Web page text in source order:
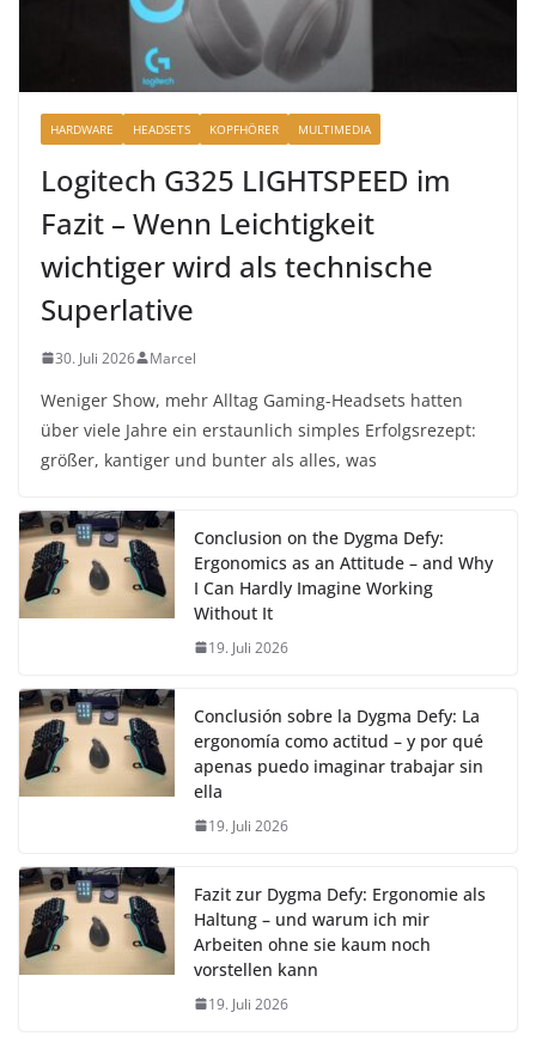
HARDWARE HEADSETS KOPFHÖRER MULTIMEDIA
Logitech G325 LIGHTSPEED im
Fazit – Wenn Leichtigkeit
wichtiger wird als technische
Superlative
30. Juli 2026 Marcel
Weniger Show, mehr Alltag Gaming-Headsets hatten
über viele Jahre ein erstaunlich simples Erfolgsrezept:
größer, kantiger und bunter als alles, was
Conclusion on the Dygma Defy:
Ergonomics as an Attitude – and Why
I Can Hardly Imagine Working
Without It
19. Juli 2026
Conclusión sobre la Dygma Defy: La
ergonomía como actitud – y por qué
apenas puedo imaginar trabajar sin
ella
19. Juli 2026
Fazit zur Dygma Defy: Ergonomie als
Haltung – und warum ich mir
Arbeiten ohne sie kaum noch
vorstellen kann
19. Juli 2026